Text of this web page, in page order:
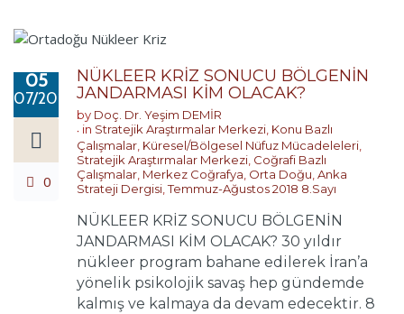
05
07/2018
0
NÜKLEER KRİZ SONUCU BÖLGENİN
JANDARMASI KİM OLACAK?
by Doç. Dr. Yeşim DEMİR
in Stratejik Araştırmalar Merkezi, Konu Bazlı
Çalışmalar, Küresel/Bölgesel Nüfuz Mücadeleleri,
Stratejik Araştırmalar Merkezi, Coğrafi Bazlı
Çalışmalar, Merkez Coğrafya, Orta Doğu,Anka
Strateji Dergisi,Temmuz-Ağustos 2018 8.Sayı
NÜKLEER KRİZ SONUCU BÖLGENİN
JANDARMASI KİM OLACAK? 30 yıldır
nükleer program bahane edilerek İran’a
yönelik psikolojik savaş hep gündemde
kalmış ve kalmaya da devam edecektir. 8